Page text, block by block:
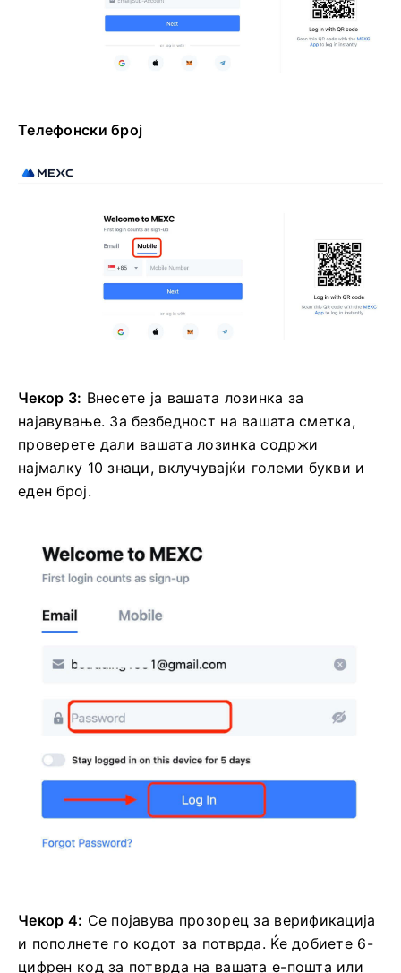
Телефонски број
Чекор 3: Внесете ја вашата лозинка за
најавување. За безбедност на вашата сметка,
проверете дали вашата лозинка содржи
најмалку 10 знаци, вклучувајќи големи букви и
еден број.
Чекор 4: Се појавува прозорец за верификација
и пополнете го кодот за потврда. Ќе добиете 6-
цифрен код за потврда на вашата е-пошта или